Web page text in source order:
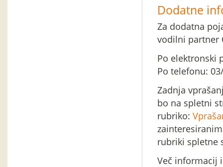
Dodatne
Za dodatna
vodilni partner
Po elektronski
Po telefonu:
Zadnja
bo na spletni
rubriko:
rubriki spletne
Več informacij